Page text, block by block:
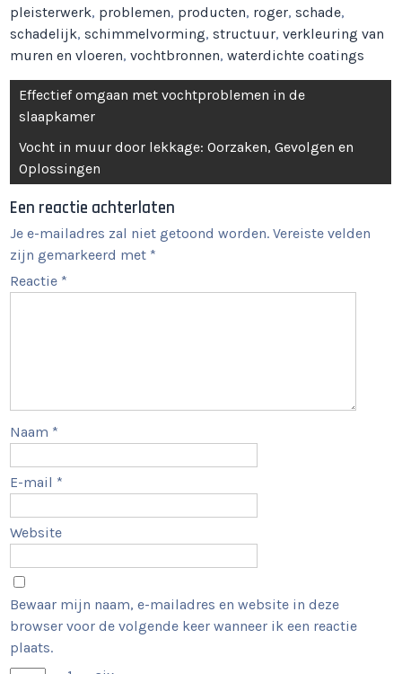
pleisterwerk, problemen, producten, roger,schade,
schadelijk,schimmelvorming,structuur,verkleuring van
muren en vloeren,vochtbronnen,waterdichte coatings
Berichtnavigatie
Effectief omgaan met vochtproblemen in de
slaapkamer
Vocht in muur door lekkage: Oorzaken, Gevolgen en
Oplossingen
Een reactie achterlaten
Je e-mailadres zal niet getoond worden. Vereiste velden
zijn gemarkeerd met *
Reactie *
Naam *
E-mail *
Website
Bewaar mijn naam, e-mailadres en website in deze
browser voor de volgende keer wanneer ik een reactie
plaats.